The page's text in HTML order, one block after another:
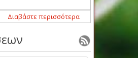
13:05 - Στον Όλυμπο Γόννων ο Ραφαήλ
Διαβάστε περισσότερα